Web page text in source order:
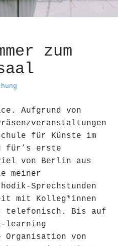
zum
Aufgrund von
für Künste im
für’s erste
von Berlin aus
meiner
Sprechstunden
mit Kolleg*innen
telefonisch. Bis auf
learning
von